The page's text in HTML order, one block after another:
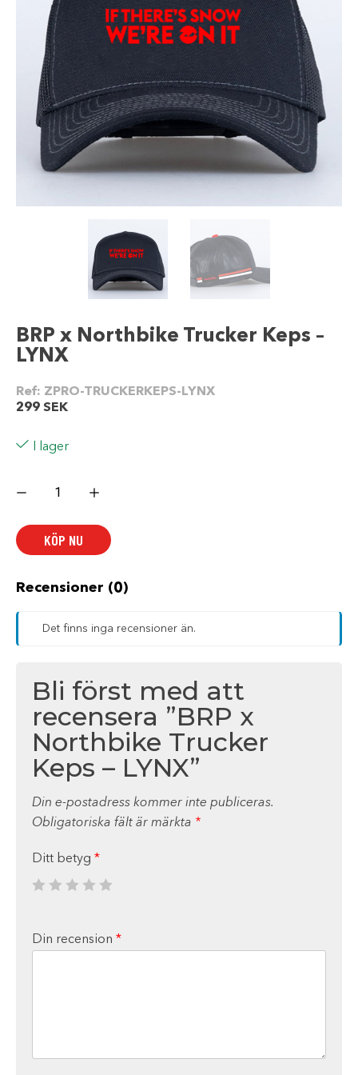
BRP x Northbike Trucker Keps –
LYNX
Ref: ZPRO-TRUCKERKEPS-LYNX
299 SEK
I lager
Keps
LYNX
KÖP NU
Recensioner (0)
Det finns inga recensioner än.
Bli först med att
recensera ”BRP x
Northbike Trucker
Keps – LYNX”
Din e-postadress kommer inte publiceras.
Obligatoriska fält är märkta *
Ditt betyg *
Din recension *